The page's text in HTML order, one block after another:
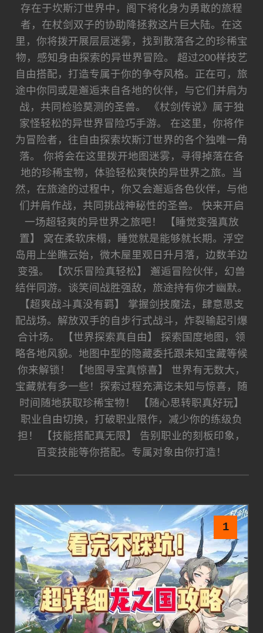
存在于坎斯汀世界中，阁下将化身为勇敢的旅程
者，在杖剑双子的协助降拯救这片巨大陆。在这
里，你将拨开展层层迷雾，找到散落各之的珍稀宝
物，感知身由探索的异世界冒险。 超过200样技艺
自由搭配，打造专属于你的争夺风格。正在可，旅
途中你同或是邂逅来自各地的伙伴，与它们并肩为
战，共同检验莫测的圣兽。 《杖剑传说》属于独
家怪轻松的异世界冒险巧手游。 在这里，你将作
为冒险者，往自由探索坎斯汀世界的各个独唯一角
落。 你将会在这里拨开地图迷雾，寻得掉落在各
地的珍稀宝物，体验轻松爽快的异世界之旅。当
然，在旅途的过程中，你又会邂逅各色伙伴，与他
们并肩作战，共同挑战神秘性的圣兽。 快来开启
一场超轻爽的异世界之旅吧！ 【睡觉变强真放
置】 窝在柔软床榻，睡觉就是能够就长期。浮空
岛用上坐瞧云始，微木屋里观日升月落，边数羊边
变强。 【欢乐冒险真轻松】 邂逅冒险伙伴，幻兽
结伴同游。谈笑间战胜强敌，旅途持有你才幽默。
【超爽战斗真没有羁】 掌握剑技魔法，肆意思支
配战场。解放双手的自步行式战斗，炸裂输起引爆
合计场。 【世界探索真自由】 探索国度地图，领
略各地风貌。地图中型的隐藏委托跟未知宝藏等候
你来解锁！ 【地图寻宝真惊喜】 世界有无数大，
宝藏就有多一些！探索过程充满讫未知与惊喜，随
时间随地获取珍稀宝物！ 【随心思转职真好玩】
职业自由切换，打破职业限作，减少你的练级负
担！ 【技能搭配真无限】 告别职业的刻板印象，
百变技能等你搭配。专属对象由你打造！
1